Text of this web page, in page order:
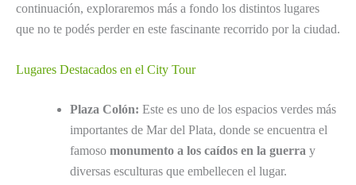
continuación, exploraremos más a fondo los distintos lugares
que no te podés perder en este fascinante recorrido por la ciudad.
Lugares Destacados en el City Tour
Plaza Colón: Este es uno de los espacios verdes más
importantes de Mar del Plata, donde se encuentra el
famoso monumento a los caídos en la guerra y
diversas esculturas que embellecen el lugar.